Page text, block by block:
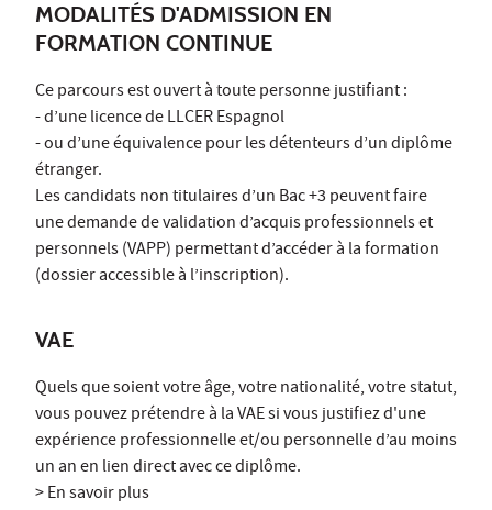
MODALITÉS D'ADMISSION EN
FORMATION CONTINUE
Ce parcours est ouvert à toute personne justifiant :
- d’une licence de LLCER Espagnol
- ou d’une équivalence pour les détenteurs d’un diplôme
étranger.
Les candidats non titulaires d’un Bac +3 peuvent faire
une demande de validation d’acquis professionnels et
personnels (VAPP) permettant d’accéder à la formation
(dossier accessible à l’inscription).
VAE
Quels que soient votre âge, votre nationalité, votre statut,
vous pouvez prétendre à la VAE si vous justifiez d'une
expérience professionnelle et/ou personnelle d’au moins
un an en lien direct avec ce diplôme.
> En savoir plus